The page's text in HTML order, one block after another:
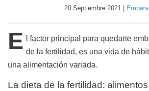
20 Septiembre 2021 |
E
l factor principal para quedarte
de la fertilidad, es una vida de
una alimentación variada.
La dieta de la fertilidad: alimentos